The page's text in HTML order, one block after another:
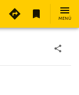
MENÜ